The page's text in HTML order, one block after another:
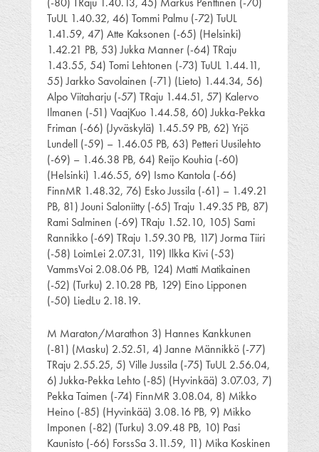
TuUL 1.40.32, 46) Tommi Palmu (-72) TuUL
1.41.59, 47) Atte Kaksonen (-65) (Helsinki)
1.42.21 PB, 53) Jukka Manner (-64) TRaju
1.43.55, 54) Tomi Lehtonen (-73) TuUL 1.44.11,
55) Jarkko Savolainen (-71) (Lieto) 1.44.34, 56)
Alpo Viitaharju (-57) TRaju 1.44.51, 57) Kalervo
Ilmanen (-51) VaajKuo 1.44.58, 60) Jukka-Pekka
Friman (-66) (Jyväskylä) 1.45.59 PB, 62) Yrjö
Lundell (-59) – 1.46.05 PB, 63) Petteri Uusilehto
(-69) – 1.46.38 PB, 64) Reijo Kouhia (-60)
(Helsinki) 1.46.55, 69) Ismo Kantola (-66)
FinnMR 1.48.32, 76) Esko Jussila (-61) – 1.49.21
PB, 81) Jouni Saloniitty (-65) Traju 1.49.35 PB, 87)
Rami Salminen (-69) TRaju 1.52.10, 105) Sami
Rannikko (-69) TRaju 1.59.30 PB, 117) Jorma Tiiri
(-58) LoimLei 2.07.31, 119) Ilkka Kivi (-53)
VammsVoi 2.08.06 PB, 124) Matti Matikainen
(-52) (Turku) 2.10.28 PB, 129) Eino Lipponen
(-50) LiedLu 2.18.19.
M Maraton/Marathon 3) Hannes Kankkunen
(-81) (Masku) 2.52.51, 4) Janne Männikkö (-77)
TRaju 2.55.25, 5) Ville Jussila (-75) TuUL 2.56.04,
6) Jukka-Pekka Lehto (-85) (Hyvinkää) 3.07.03, 7)
Pekka Taimen (-74) FinnMR 3.08.04, 8) Mikko
Heino (-85) (Hyvinkää) 3.08.16 PB, 9) Mikko
Imponen (-82) (Turku) 3.09.48 PB, 10) Pasi
Kaunisto (-66) ForssSa 3.11.59, 11) Mika Koskinen